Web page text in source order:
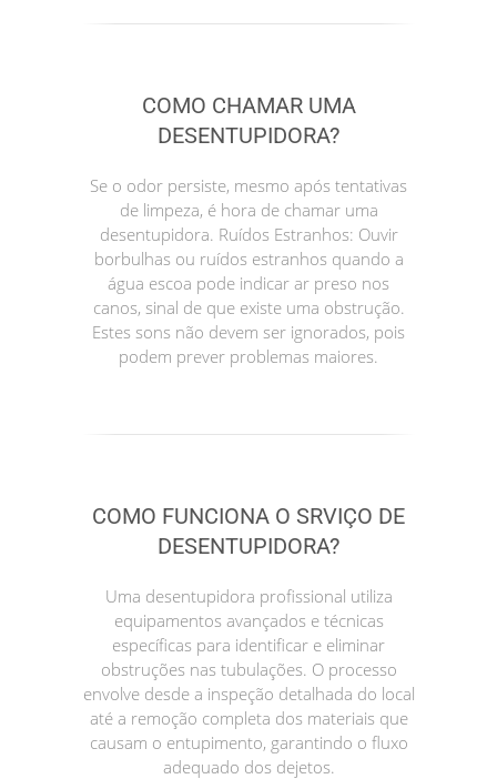
COMO CHAMAR UMA
DESENTUPIDORA?
Se o odor persiste, mesmo após tentativas
de limpeza, é hora de chamar uma
desentupidora. Ruídos Estranhos: Ouvir
borbulhas ou ruídos estranhos quando a
água escoa pode indicar ar preso nos
canos, sinal de que existe uma obstrução.
Estes sons não devem ser ignorados, pois
podem prever problemas maiores.
COMO FUNCIONA O SRVIÇO DE
DESENTUPIDORA?
Uma desentupidora profissional utiliza
equipamentos avançados e técnicas
específicas para identificar e eliminar
obstruções nas tubulações. O processo
envolve desde a inspeção detalhada do local
até a remoção completa dos materiais que
causam o entupimento, garantindo o fluxo
adequado dos dejetos.